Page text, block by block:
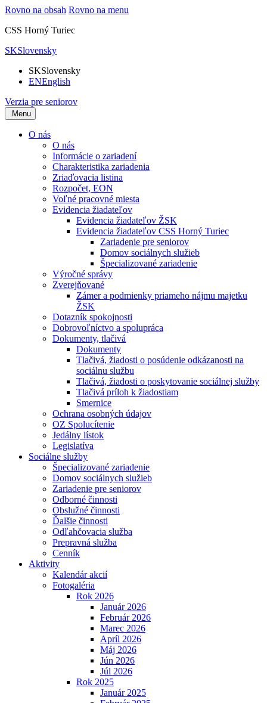
Rovno na obsah Rovno na menu
CSS Horný Turiec
SKSlovensky
SKSlovensky
ENEnglish
Verzia pre seniorov
Menu
O nás
O nás
Informácie o zariadení
Charakteristika zariadenia
Zriaďovacia listina
Rozpočet, EON
Voľné pracovné miesta
Evidencia žiadateľov
Evidencia žiadateľov ŽSK
Evidencia žiadateľov CSS Horný Turiec
Zariadenie pre seniorov
Domov sociálnych služieb
Špecializované zariadenie
Výročné správy
Zverejňované
Zámer a podmienky priameho nájmu majetku
ŽSK
Dotazník spokojnosti
Dobrovoľníctvo a spolupráca
Dokumenty, tlačivá
Dokumenty
Tlačivá, žiadosti o posúdenie odkázanosti na
sociálnu službu
Tlačivá, žiadosti o poskytovanie sociálnej služby
Tlačivá príloh k žiadostiam
Smernice
Ochrana osobných údajov
OZ Spolucítenie
Jedálny lístok
Legislatíva
Sociálne služby
Špecializované zariadenie
Domov sociálnych služieb
Zariadenie pre seniorov
Odborné činnosti
Obslužné činnosti
Ďalšie činnosti
Odľahčovacia služba
Prepravná služba
Cenník
Aktivity
Kalendár akcií
Fotogaléria
Rok 2026
Január 2026
Február 2026
Marec 2026
Apríl 2026
Máj 2026
Jún 2026
Júl 2026
Rok 2025
Január 2025